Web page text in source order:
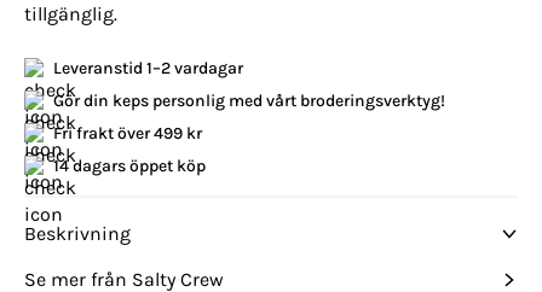
tillgänglig.
Leveranstid 1–2 vardagar
Gör din keps personlig med vårt broderingsverktyg!
Fri frakt över 499 kr
14 dagars öppet köp
Beskrivning
Se mer från Salty Crew